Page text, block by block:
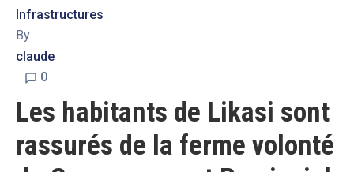
Infrastructures
By
claude
0
Les habitants de Likasi sont
rassurés de la ferme volonté